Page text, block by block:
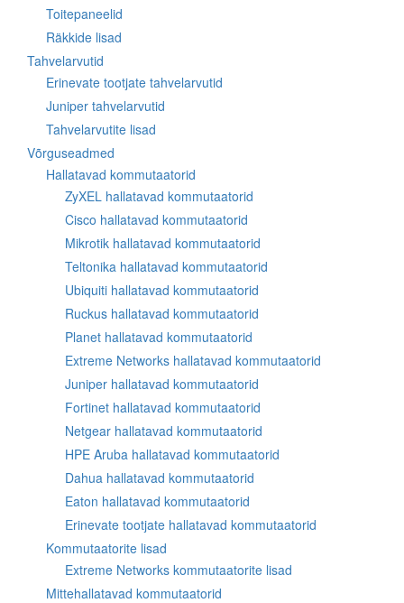
Toitepaneelid
Räkkide lisad
Tahvelarvutid
Erinevate tootjate tahvelarvutid
Juniper tahvelarvutid
Tahvelarvutite lisad
Võrguseadmed
Hallatavad kommutaatorid
ZyXEL hallatavad kommutaatorid
Cisco hallatavad kommutaatorid
Mikrotik hallatavad kommutaatorid
Teltonika hallatavad kommutaatorid
Ubiquiti hallatavad kommutaatorid
Ruckus hallatavad kommutaatorid
Planet hallatavad kommutaatorid
Extreme Networks hallatavad kommutaatorid
Juniper hallatavad kommutaatorid
Fortinet hallatavad kommutaatorid
Netgear hallatavad kommutaatorid
HPE Aruba hallatavad kommutaatorid
Dahua hallatavad kommutaatorid
Eaton hallatavad kommutaatorid
Erinevate tootjate hallatavad kommutaatorid
Kommutaatorite lisad
Extreme Networks kommutaatorite lisad
Mittehallatavad kommutaatorid